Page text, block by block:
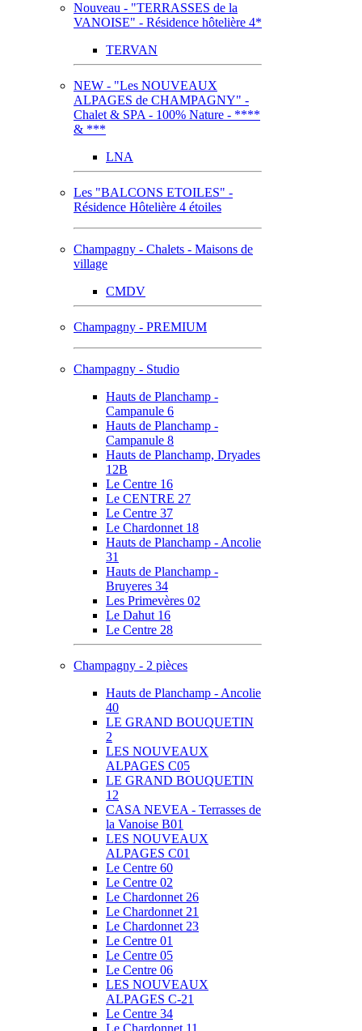
Nouveau - "TERRASSES de la
VANOISE" - Résidence hôtelière 4*
TERVAN
NEW - "Les NOUVEAUX
ALPAGES de CHAMPAGNY" -
Chalet & SPA - 100% Nature - ****
& ***
LNA
Les "BALCONS ETOILES" -
Résidence Hôtelière 4 étoiles
Champagny - Chalets - Maisons de
village
CMDV
Champagny - PREMIUM
Champagny - Studio
Hauts de Planchamp -
Campanule 6
Hauts de Planchamp -
Campanule 8
Hauts de Planchamp, Dryades
12B
Le Centre 16
Le CENTRE 27
Le Centre 37
Le Chardonnet 18
Hauts de Planchamp - Ancolie
31
Hauts de Planchamp -
Bruyeres 34
Les Primevères 02
Le Dahut 16
Le Centre 28
Champagny - 2 pièces
Hauts de Planchamp - Ancolie
40
LE GRAND BOUQUETIN
2
LES NOUVEAUX
ALPAGES C05
LE GRAND BOUQUETIN
12
CASA NEVEA - Terrasses de
la Vanoise B01
LES NOUVEAUX
ALPAGES C01
Le Centre 60
Le Centre 02
Le Chardonnet 26
Le Chardonnet 21
Le Chardonnet 23
Le Centre 01
Le Centre 05
Le Centre 06
LES NOUVEAUX
ALPAGES C-21
Le Centre 34
Le Chardonnet 11